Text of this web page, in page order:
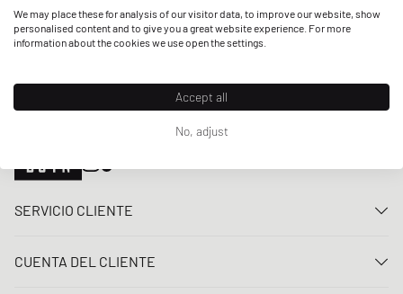
NUESTRAS TIENDAS
SERVICIO CLIENTE
Preguntas frecuentes
CUENTA DEL CLIENTE
We may place these for analysis of our visitor data, to improve our website, show
personalised content and to give you a great website experience. For more
information about the cookies we use open the settings.
Accept all
No, adjust